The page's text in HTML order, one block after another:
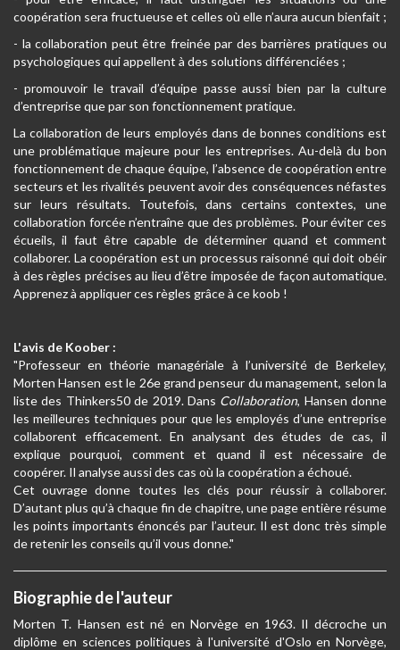
coopération sera fructueuse et celles où elle n’aura aucun bienfait ;
- la collaboration peut être freinée par des barrières pratiques ou
psychologiques qui appellent à des solutions différenciées ;
- promouvoir le travail d’équipe passe aussi bien par la culture
d’entreprise que par son fonctionnement pratique.
La collaboration de leurs employés dans de bonnes conditions est
une problématique majeure pour les entreprises. Au-delà du bon
fonctionnement de chaque équipe, l’absence de coopération entre
secteurs et les rivalités peuvent avoir des conséquences néfastes
sur leurs résultats. Toutefois, dans certains contextes, une
collaboration forcée n’entraîne que des problèmes. Pour éviter ces
écueils, il faut être capable de déterminer quand et comment
collaborer. La coopération est un processus raisonné qui doit obéir
à des règles précises au lieu d’être imposée de façon automatique.
Apprenez à appliquer ces règles grâce à ce koob !
L'avis de Koober :
"Professeur en théorie managériale à l’université de Berkeley,
Morten Hansen est le 26e grand penseur du management, selon la
liste des Thinkers50 de 2019. Dans Collaboration, Hansen donne
les meilleures techniques pour que les employés d’une entreprise
collaborent efficacement. En analysant des études de cas, il
explique pourquoi, comment et quand il est nécessaire de
coopérer. Il analyse aussi des cas où la coopération a échoué.
Cet ouvrage donne toutes les clés pour réussir à collaborer.
D’autant plus qu’à chaque fin de chapitre, une page entière résume
les points importants énoncés par l’auteur. Il est donc très simple
de retenir les conseils qu’il vous donne."
Biographie de l'auteur
Morten T. Hansen est né en Norvège en 1963. Il décroche un
diplôme en sciences politiques à l'université d'Oslo en Norvège,